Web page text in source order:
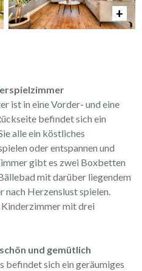
ist in eine Vorder- und eine
befindet sich ein
alle ein köstliches
oder entspannen und
gibt es zwei Boxbetten
mit darüber liegendem
nach Herzenslust spielen.
mit drei
und gemütlich
befindet sich ein geräumiges